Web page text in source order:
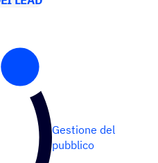
Gestione del
pubblico